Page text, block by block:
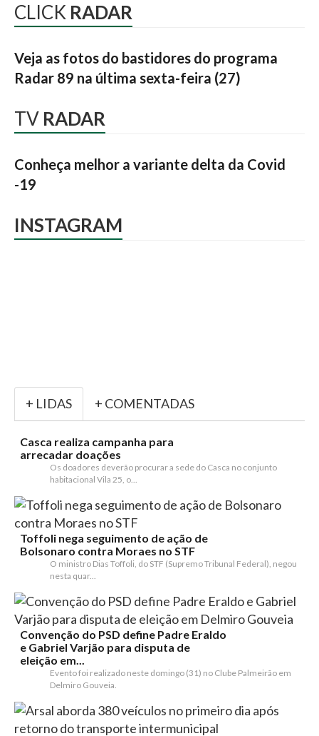
CLICK RADAR
Veja as fotos do bastidores do programa
Radar 89 na última sexta-feira (27)
TV RADAR
Conheça melhor a variante delta da Covid
-19
INSTAGRAM
+ LIDAS + COMENTADAS
Casca realiza campanha para
arrecadar doações
Os doadores deverão procurar a sede do Casca no conjunto
habitacional Vila 25, o...
Toffoli nega seguimento de ação de
Bolsonaro contra Moraes no STF
O ministro Dias Toffoli, do STF (Supremo Tribunal Federal), negou
nesta quar...
Convenção do PSD define Padre Eraldo
e Gabriel Varjão para disputa de
eleição em...
Evento foi realizado neste domingo (31) no Clube Palmeirão em
Delmiro Gouveia.